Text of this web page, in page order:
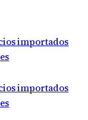
importados
importados